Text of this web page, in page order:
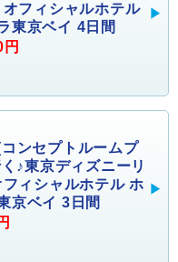
オフィシャルホテル
東京ベイ 4日間
コンセプトルームプ
♪東京ディズニーリ
ィシャルホテル ホ
京ベイ 3日間